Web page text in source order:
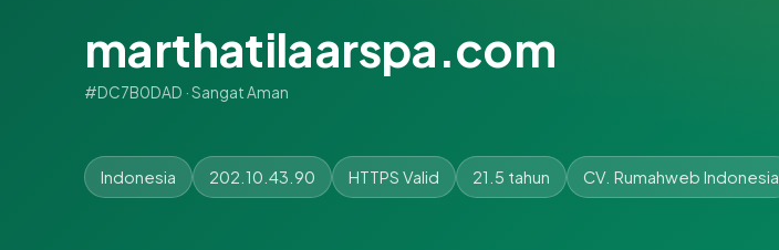
marthatilaarspa.com
#DC7B0DAD · Sangat Aman
Indonesia 202.10.43.90 HTTPS Valid 21.5 tahun CV. Rumahweb Indonesia